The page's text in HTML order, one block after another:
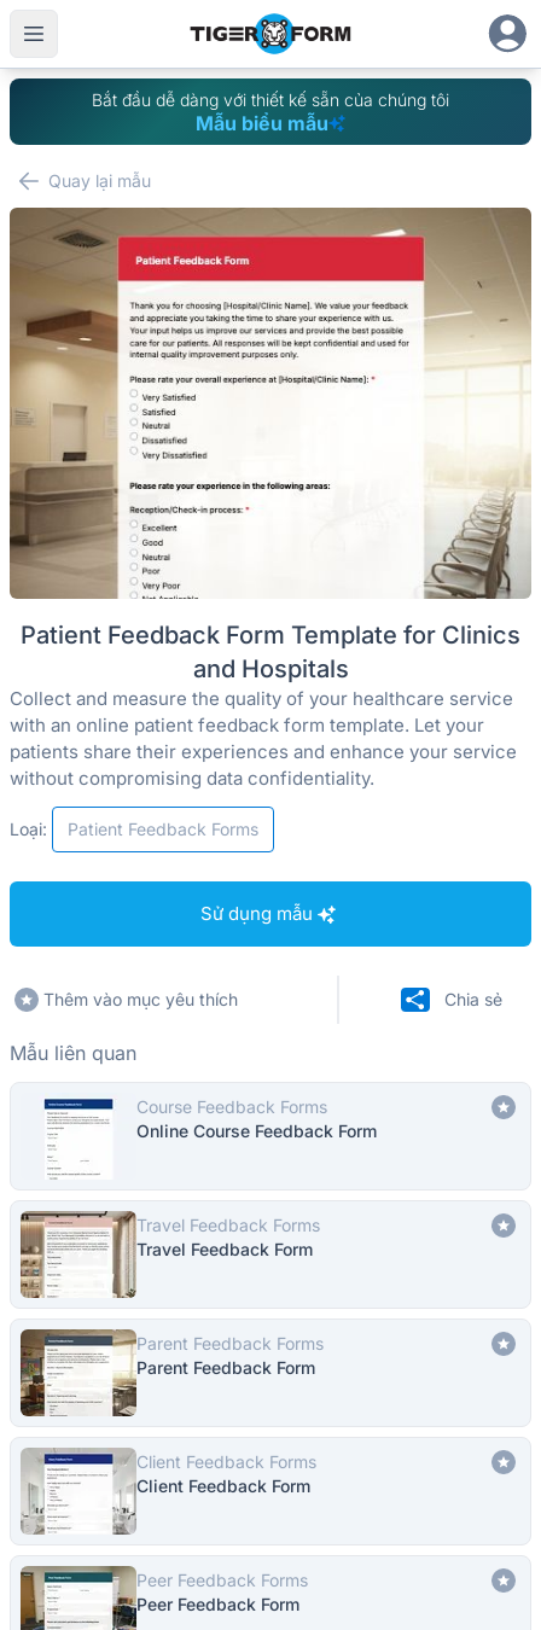
Bắt đầu dễ dàng với thiết kế sẵn của chúng tôi
Mẫu biểu mẫu
Quay lại mẫu
Patient Feedback Form Template for Clinics
and Hospitals
Collect and measure the quality of your healthcare service
with an online patient feedback form template. Let your
patients share their experiences and enhance your service
without compromising data confidentiality.
Loại: Patient Feedback Forms
Sử dụng mẫu
Thêm vào mục yêu thích Chia sẻ
Mẫu liên quan
Course Feedback Forms
Online Course Feedback Form
Travel Feedback Forms
Travel Feedback Form
Parent Feedback Forms
Parent Feedback Form
Client Feedback Forms
Client Feedback Form
Peer Feedback Forms
Peer Feedback Form